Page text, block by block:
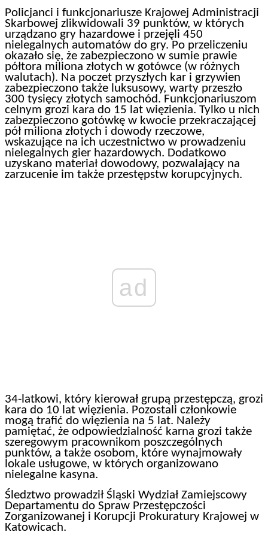
Policjanci i funkcjonariusze Krajowej Administracji
Skarbowej zlikwidowali 39 punktów, w których
urządzano gry hazardowe i przejęli 450
nielegalnych automatów do gry. Po przeliczeniu
okazało się, że zabezpieczono w sumie prawie
półtora miliona złotych w gotówce (w różnych
walutach). Na poczet przyszłych kar i grzywien
zabezpieczono także luksusowy, warty przeszło
300 tysięcy złotych samochód. Funkcjonariuszom
celnym grozi kara do 15 lat więzienia. Tylko u nich
zabezpieczono gotówkę w kwocie przekraczającej
pół miliona złotych i dowody rzeczowe,
wskazujące na ich uczestnictwo w prowadzeniu
nielegalnych gier hazardowych. Dodatkowo
uzyskano materiał dowodowy, pozwalający na
zarzucenie im także przestępstw korupcyjnych.
ad
34-latkowi, który kierował grupą przestępczą, grozi
kara do 10 lat więzienia. Pozostali członkowie
mogą trafić do więzienia na 5 lat. Należy
pamiętać, że odpowiedzialność karna grozi także
szeregowym pracownikom poszczególnych
punktów, a także osobom, które wynajmowały
lokale usługowe, w których organizowano
nielegalne kasyna.
Śledztwo prowadził Śląski Wydział Zamiejscowy
Departamentu do Spraw Przestępczości
Zorganizowanej i Korupcji Prokuratury Krajowej w
Katowicach.